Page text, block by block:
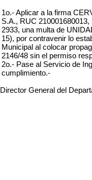
1o.- Aplicar a la firma
S.A., RUC 210001680013,
2933, una multa de
15), por contravenir lo
Municipal al colocar
2146/48 sin el permiso
2o.- Pase al Servicio de
cumplimiento.-
Director General del